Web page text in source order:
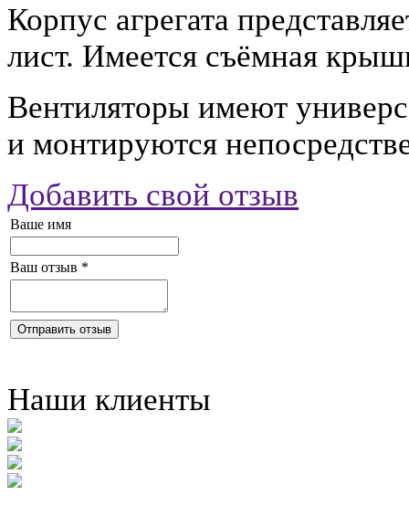
Корпус агрегата
лист. Имеется съёмная
Вентиляторы имеют
и монтируются
Добавить свой отзыв
Ваше имя
Ваш отзыв *
Отправить отзыв
Наши клиенты